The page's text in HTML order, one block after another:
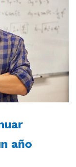
año